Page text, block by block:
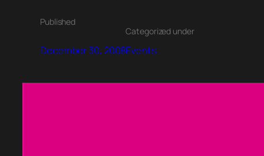
Published
December 30, 2008
Categorized under
Events